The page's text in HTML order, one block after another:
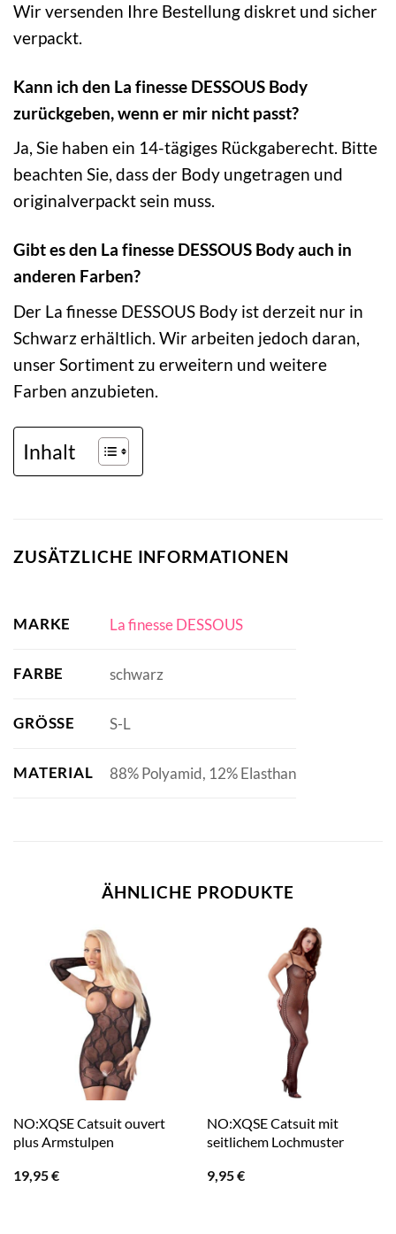
Wir versenden Ihre Bestellung diskret und sicher
verpackt.
Kann ich den La finesse DESSOUS Body
zurückgeben, wenn er mir nicht passt?
Ja, Sie haben ein 14-tägiges Rückgaberecht. Bitte
beachten Sie, dass der Body ungetragen und
originalverpackt sein muss.
Gibt es den La finesse DESSOUS Body auch in
anderen Farben?
Der La finesse DESSOUS Body ist derzeit nur in
Schwarz erhältlich. Wir arbeiten jedoch daran,
unser Sortiment zu erweitern und weitere
Farben anzubieten.
Inhalt
ZUSÄTZLICHE INFORMATIONEN
MARKE La finesse DESSOUS
FARBE schwarz
GRÖSSE S-L
MATERIAL 88% Polyamid, 12% Elasthan
ÄHNLICHE PRODUKTE
NO:XQSE Catsuit ouvert
plus Armstulpen
19,95€
NO:XQSE Catsuit mit
seitlichem Lochmuster
9,95€